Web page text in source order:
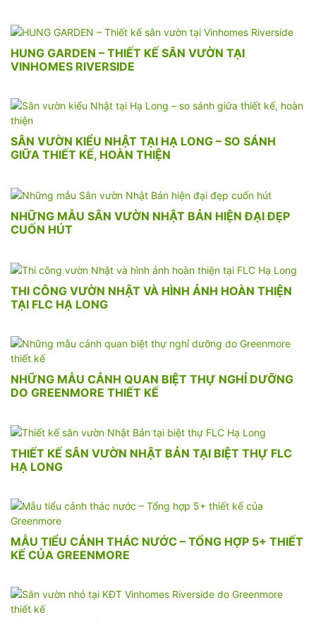
HUNG GARDEN – THIẾT KẾ SÂN VƯỜN TẠI
VINHOMES RIVERSIDE
SÂN VƯỜN KIỂU NHẬT TẠI HẠ LONG – SO SÁNH
GIỮA THIẾT KẾ, HOÀN THIỆN
NHỮNG MẪU SÂN VƯỜN NHẬT BẢN HIỆN ĐẠI ĐẸP
CUỐN HÚT
THI CÔNG VƯỜN NHẬT VÀ HÌNH ẢNH HOÀN THIỆN
TẠI FLC HẠ LONG
NHỮNG MẪU CẢNH QUAN BIỆT THỰ NGHỈ DƯỠNG
DO GREENMORE THIẾT KẾ
THIẾT KẾ SÂN VƯỜN NHẬT BẢN TẠI BIỆT THỰ FLC
HẠ LONG
MẪU TIỂU CẢNH THÁC NƯỚC – TỔNG HỢP 5+ THIẾT
KẾ CỦA GREENMORE